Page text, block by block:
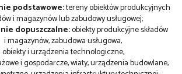
podstawowe:tereny obiektów produkcyjnych
i magazynów lub zabudowy usługowej;
dopuszczalne:obiekty produkcyjne składów
i magazynów, zabudowa usługowa,
obiekty i urządzenia technologiczne,
i gospodarcze, wiaty, urządzenia budowlane,